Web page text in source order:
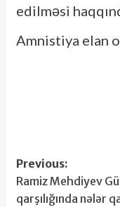
edilməsi
Amnistiya elan
Post
Previous:
Ramiz Mehdiyev
qarşılığında nələr